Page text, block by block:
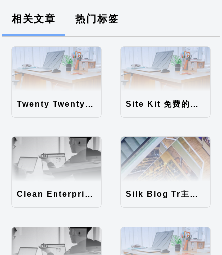
相关文章 热门标签
Twenty Twenty-Five 免费的WordPress内容主题 Site Kit 免费的WordPress数据统计插件
Clean Enterprise主题汉化包 Silk Blog Tr主题汉化包